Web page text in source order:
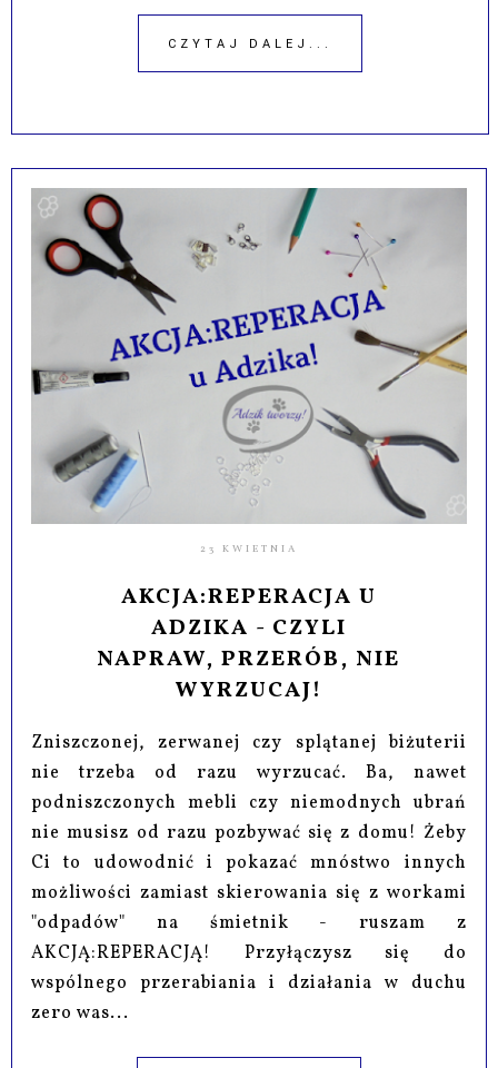
CZYTAJ DALEJ...
23 KWIETNIA
AKCJA:REPERACJA U
ADZIKA - CZYLI
NAPRAW, PRZERÓB, NIE
WYRZUCAJ!
Zniszczonej, zerwanej czy splątanej biżuterii
nie trzeba od razu wyrzucać. Ba, nawet
podniszczonych mebli czy niemodnych ubrań
nie musisz od razu pozbywać się z domu! Żeby
Ci to udowodnić i pokazać mnóstwo innych
możliwości zamiast skierowania się z workami
"odpadów" na śmietnik - ruszam z
AKCJĄ:REPERACJĄ! Przyłączysz się do
wspólnego przerabiania i działania w duchu
zero was...